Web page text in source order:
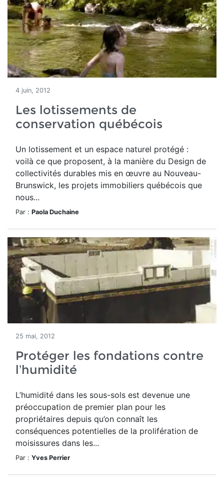
4 juin, 2012
Les lotissements de
conservation québécois
Un lotissement et un espace naturel protégé :
voilà ce que proposent, à la manière du Design de
collectivités durables mis en œuvre au Nouveau-
Brunswick, les projets immobiliers québécois que
nous...
Par : Paola Duchaine
25 mai, 2012
Protéger les fondations contre
l’humidité
L’humidité dans les sous-sols est devenue une
préoccupation de premier plan pour les
propriétaires depuis qu’on connaît les
conséquences potentielles de la prolifération de
moisissures dans les...
Par : Yves Perrier